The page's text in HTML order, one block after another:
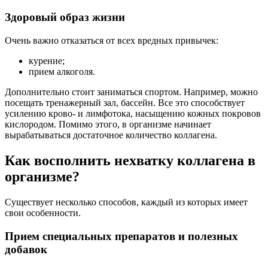
Здоровый образ жизни
Очень важно отказаться от всех вредных привычек:
курение;
прием алкоголя.
Дополнительно стоит заниматься спортом. Например, можно
посещать тренажерный зал, бассейн. Все это способствует
усилению крово- и лимфотока, насыщению кожных покровов
кислородом. Помимо этого, в организме начинает
вырабатываться достаточное количество коллагена.
Как восполнить нехватку коллагена в
организме?
Существует несколько способов, каждый из которых имеет
свои особенности.
Прием специальных препаратов и полезных
добавок